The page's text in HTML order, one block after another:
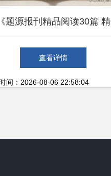
《题源报刊精品阅读30篇 精
读“健身器材”之奥秘》
查看详情
间：2026-08-06 22:58:04